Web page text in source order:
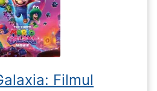
Filmul